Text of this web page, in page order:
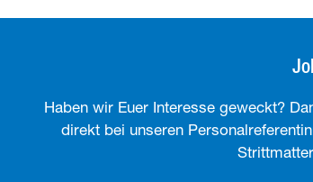
Haben wir Euer Interesse geweckt?
direkt bei unseren